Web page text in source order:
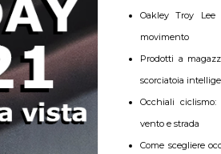
Oakley Troy Lee
movimento
Prodotti a
scorciatoia
Occhiali
vento e strada
Come scegliere